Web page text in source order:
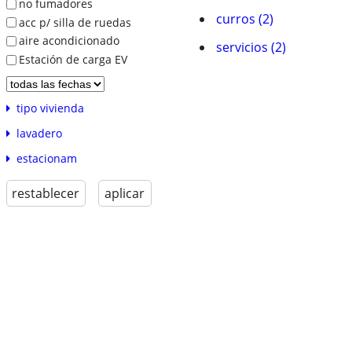
no fumadores
acc p/ silla de ruedas
aire acondicionado
Estación de carga EV
tipo vivienda
lavadero
estacionam
restablecer aplicar
curros (2)
servicios (2)